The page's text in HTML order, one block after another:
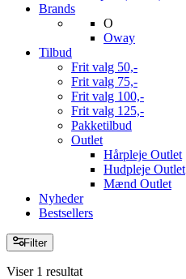
Brands
O
Oway
Tilbud
Frit valg 50,-
Frit valg 75,-
Frit valg 100,-
Frit valg 125,-
Pakketilbud
Outlet
Hårpleje Outlet
Hudpleje Outlet
Mænd Outlet
Nyheder
Bestsellers
Filter
Viser 1 resultat